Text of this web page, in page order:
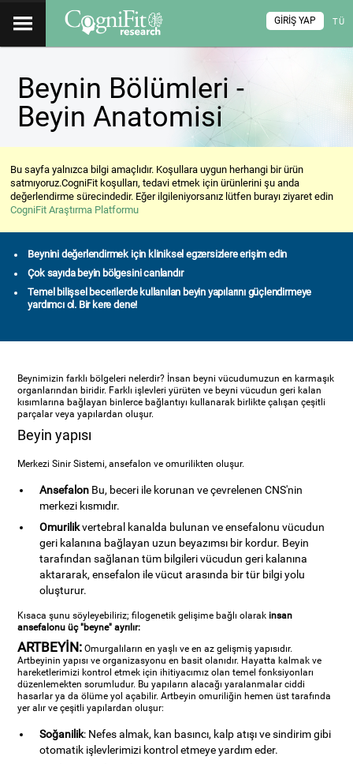
TÜ
GIRIŞ YAP
Beynin Bölümleri -
Beyin Anatomisi
Bu sayfa yalnızca bilgi amaçlıdır. Koşullara uygun herhangi bir ürün
satmıyoruz.CogniFit koşulları, tedavi etmek için ürünlerini şu anda
değerlendirme sürecindedir. Eğer ilgileniyorsanız lütfen burayı ziyaret edin
CogniFit Araştırma Platformu
Beynini değerlendirmek için kliniksel egzersizlere erişim edin
Çok sayıda beyin bölgesini canlandır
Temel bilişsel becerilerde kullanılan beyin yapılarını güçlendirmeye
yardımcı ol. Bir kere dene!
Beynimizin farklı bölgeleri nelerdir? İnsan beyni vücudumuzun en karmaşık
organlarından biridir. Farklı işlevleri yürüten ve beyni vücudun geri kalan
kısımlarına bağlayan binlerce bağlantıyı kullanarak birlikte çalışan çeşitli
parçalar veya yapılardan oluşur.
Beyin yapısı
Merkezi Sinir Sistemi, ansefalon ve omurilikten oluşur.
Ansefalon Bu, beceri ile korunan ve çevrelenen CNS'nin
merkezi kısmıdır.
Omurilikvertebral kanalda bulunan ve ensefalonu vücudun
geri kalanına bağlayan uzun beyazımsı bir kordur. Beyin
tarafından sağlanan tüm bilgileri vücudun geri kalanına
aktararak, ensefalon ile vücut arasında bir tür bilgi yolu
oluşturur.
Kısaca şunu söyleyebiliriz; filogenetik gelişime bağlı olarak insan
ansefalonu üç "beyne" ayrılır:
ARTBEYİN: Omurgalıların en yaşlı ve en az gelişmiş yapısıdır.
Artbeyinin yapısı ve organizasyonu en basit olanıdır. Hayatta kalmak ve
hareketlerimizi kontrol etmek için ihitiyacımız olan temel fonksiyonları
düzenlemekten sorumludur. Bu yapıların alacağı yaralanmalar ciddi
hasarlar ya da ölüme yol açabilir. Artbeyin omuriliğin hemen üst tarafında
yer alır ve çeşitli yapılardan oluşur:
Soğanilik: Nefes almak, kan basıncı, kalp atışı ve sindirim gibi
otomatik işlevlerimizi kontrol etmeye yardım eder.